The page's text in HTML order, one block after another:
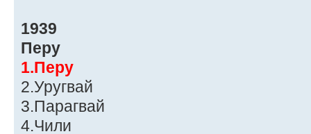
1939
Перу
1.Перу
2.Уругвай
3.Парагвай
4.Чили